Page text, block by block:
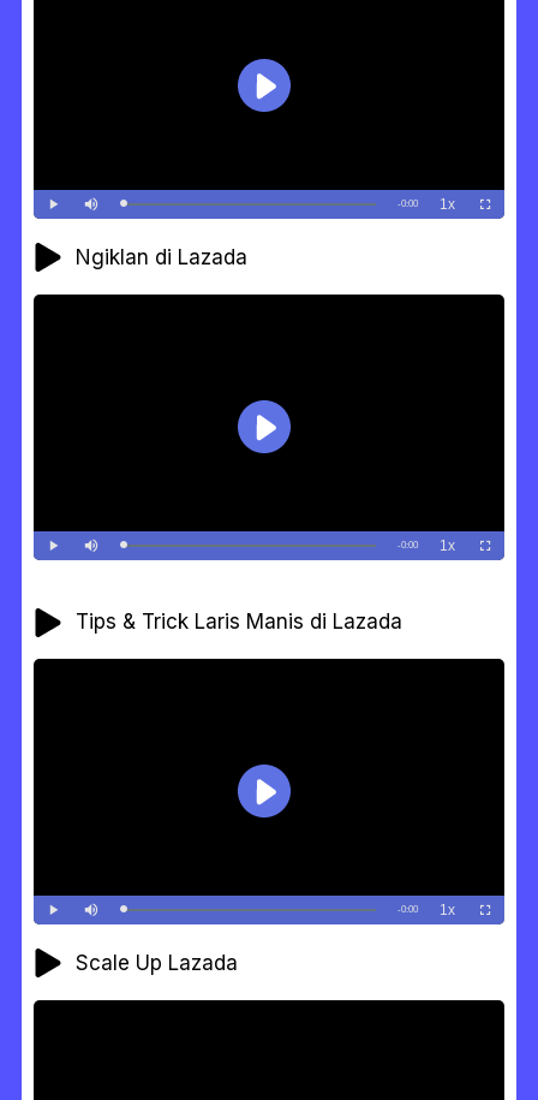
Ngiklan di Lazada
Tips & Trick Laris Manis di Lazada
Scale Up Lazada